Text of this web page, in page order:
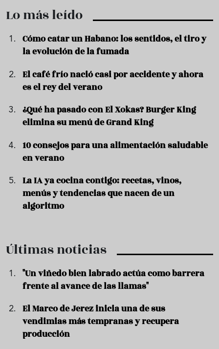
Lo más leído
Cómo catar un Habano: los sentidos, el tiro y
la evolución de la fumada
El café frío nació casi por accidente y ahora
es el rey del verano
¿Qué ha pasado con El Xokas? Burger King
elimina su menú de Grand King
10 consejos para una alimentación saludable
en verano
La IA ya cocina contigo: recetas, vinos,
menús y tendencias que nacen de un
algoritmo
Últimas noticias
"Un viñedo bien labrado actúa como barrera
frente al avance de las llamas"
El Marco de Jerez inicia una de sus
vendimias más tempranas y recupera
producción